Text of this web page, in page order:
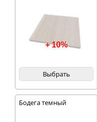
+ 10%
Выбрать
Бодега темный